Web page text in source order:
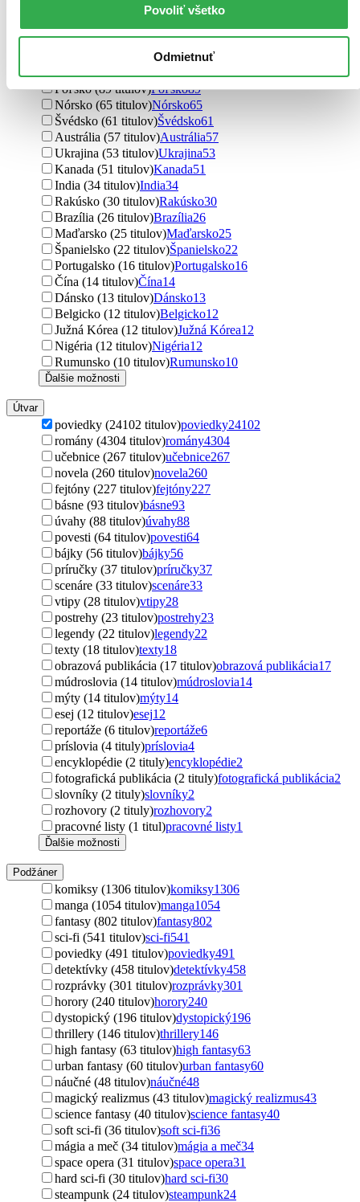
Povoliť všetko
Odmietnuť
Írsko (161 titulov)Írsko161
Nemecko (140 titulov)Nemecko140
Rusko139
Taliansko (126 titulov)Taliansko126
Poľsko (89 titulov)Poľsko89
Nórsko (65 titulov)Nórsko65
Švédsko (61 titulov)Švédsko61
Austrália (57 titulov)Austrália57
Ukrajina (53 titulov)Ukrajina53
Kanada (51 titulov)Kanada51
India (34 titulov)India34
Rakúsko (30 titulov)Rakúsko30
Brazília (26 titulov)Brazília26
Maďarsko (25 titulov)Maďarsko25
Španielsko (22 titulov)Španielsko22
Portugalsko (16 titulov)Portugalsko16
Čína (14 titulov)Čína14
Dánsko (13 titulov)Dánsko13
Belgicko (12 titulov)Belgicko12
Južná Kórea (12 titulov)Južná Kórea12
Nigéria (12 titulov)Nigéria12
Rumunsko (10 titulov)Rumunsko10
Ďalšie možnosti
Útvar
poviedky (24102 titulov)poviedky24102
romány (4304 titulov)romány4304
učebnice (267 titulov)učebnice267
novela (260 titulov)novela260
fejtóny (227 titulov)fejtóny227
básne (93 titulov)básne93
úvahy (88 titulov)úvahy88
povesti (64 titulov)povesti64
bájky (56 titulov)bájky56
príručky (37 titulov)príručky37
scenáre (33 titulov)scenáre33
vtipy (28 titulov)vtipy28
postrehy (23 titulov)postrehy23
legendy (22 titulov)legendy22
texty (18 titulov)texty18
obrazová publikácia (17 titulov)obrazová publikácia17
múdroslovia (14 titulov)múdroslovia14
mýty (14 titulov)mýty14
esej (12 titulov)esej12
reportáže (6 titulov)reportáže6
príslovia (4 tituly)príslovia4
encyklopédie (2 tituly)encyklopédie2
fotografická publikácia (2 tituly)fotografická publikácia2
slovníky (2 tituly)slovníky2
rozhovory (2 tituly)rozhovory2
pracovné listy (1 titul)pracovné listy1
Ďalšie možnosti
Podžáner
komiksy (1306 titulov)komiksy1306
manga (1054 titulov)manga1054
fantasy (802 titulov)fantasy802
sci-fi (541 titulov)sci-fi541
poviedky (491 titulov)poviedky491
detektívky (458 titulov)detektívky458
rozprávky (301 titulov)rozprávky301
horory (240 titulov)horory240
dystopický (196 titulov)dystopický196
thrillery (146 titulov)thrillery146
high fantasy (63 titulov)high fantasy63
urban fantasy (60 titulov)urban fantasy60
náučné (48 titulov)náučné48
magický realizmus (43 titulov)magický realizmus43
science fantasy (40 titulov)science fantasy40
soft sci-fi (36 titulov)soft sci-fi36
mágia a meč (34 titulov)mágia a meč34
space opera (31 titulov)space opera31
hard sci-fi (30 titulov)hard sci-fi30
steampunk (24 titulov)steampunk24